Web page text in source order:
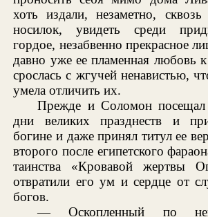
хоть издали, незаметно,
носилок, увидеть среди
гордое, незабвенно прекрасное
давно уже ее пламенная любовь
срослась с жгучей ненавистью,
умела отличить их.
Прежде и Соломон
дни великих празднеств и
богине и даже принял титул ее
второго после египетского
таинства «Кровавой жертвы
отвратили его ум и сердце от
богов.
— Оскопленный по